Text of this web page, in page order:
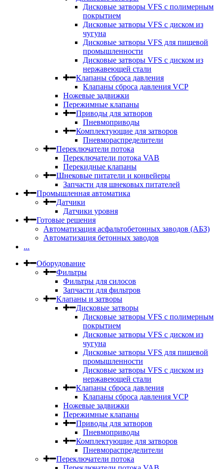
Дисковые затворы VFS c полимерным
покрытием
Дисковые затворы VFS с диском из
чугуна
Дисковые затворы VFS для пищевой
промышленности
Дисковые затворы VFS с диском из
нержавеющей стали
Клапаны сброса давления
Клапаны сброса давления VCP
Ножевые задвижки
Пережимные клапаны
Приводы для затворов
Пневмоприводы
Комплектующие для затворов
Пневмораспределители
Переключатели потока
Переключатели потока VAB
Перекидные клапаны
Шнековые питатели и конвейеры
Запчасти для шнековых питателей
Промышленная автоматика
Датчики
Датчики уровня
Готовые решения
Автоматизация асфальтобетонных заводов (АБЗ)
Автоматизация бетонных заводов
...
Оборудование
Фильтры
Фильтры для силосов
Запчасти для фильтров
Клапаны и затворы
Дисковые затворы
Дисковые затворы VFS c полимерным
покрытием
Дисковые затворы VFS с диском из
чугуна
Дисковые затворы VFS для пищевой
промышленности
Дисковые затворы VFS с диском из
нержавеющей стали
Клапаны сброса давления
Клапаны сброса давления VCP
Ножевые задвижки
Пережимные клапаны
Приводы для затворов
Пневмоприводы
Комплектующие для затворов
Пневмораспределители
Переключатели потока